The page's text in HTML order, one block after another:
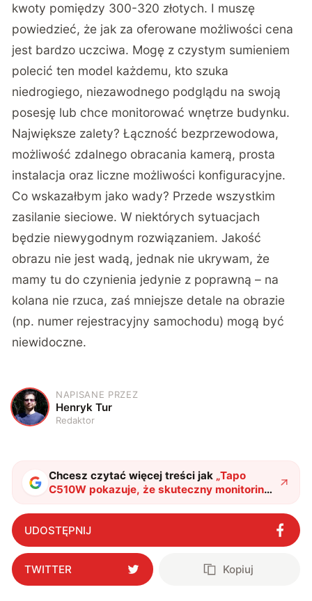
kwoty pomiędzy 300-320 złotych. I muszę
powiedzieć, że jak za oferowane możliwości cena
jest bardzo uczciwa. Mogę z czystym sumieniem
polecić ten model każdemu, kto szuka
niedrogiego, niezawodnego podglądu na swoją
posesję lub chce monitorować wnętrze budynku.
Największe zalety? Łączność bezprzewodowa,
możliwość zdalnego obracania kamerą, prosta
instalacja oraz liczne możliwości konfiguracyjne.
Co wskazałbym jako wady? Przede wszystkim
zasilanie sieciowe. W niektórych sytuacjach
będzie niewygodnym rozwiązaniem. Jakość
obrazu nie jest wadą, jednak nie ukrywam, że
mamy tu do czynienia jedynie z poprawną – na
kolana nie rzuca, zaś mniejsze detale na obrazie
(np. numer rejestracyjny samochodu) mogą być
niewidoczne.
H
NAPISANE PRZEZ
Henryk Tur
Redaktor
Chcesz czytać więcej treści jak „Tapo
C510W pokazuje, że skuteczny monitoring
nie musi być drogi"?
UDOSTĘPNIJ
TWITTER Kopiuj